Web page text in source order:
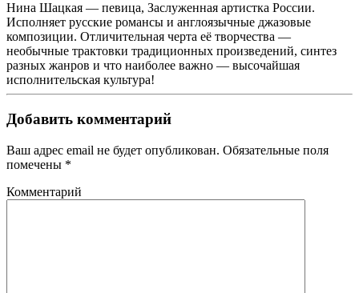
Нина Шацкая — певица, Заслуженная артистка России.
Исполняет русские романсы и англоязычные джазовые
композиции. Отличительная черта её творчества —
необычные трактовки традиционных произведений, синтез
разных жанров и что наиболее важно — высочайшая
исполнительская культура!
Добавить комментарий
Ваш адрес email не будет опубликован. Обязательные поля
помечены *
Комментарий